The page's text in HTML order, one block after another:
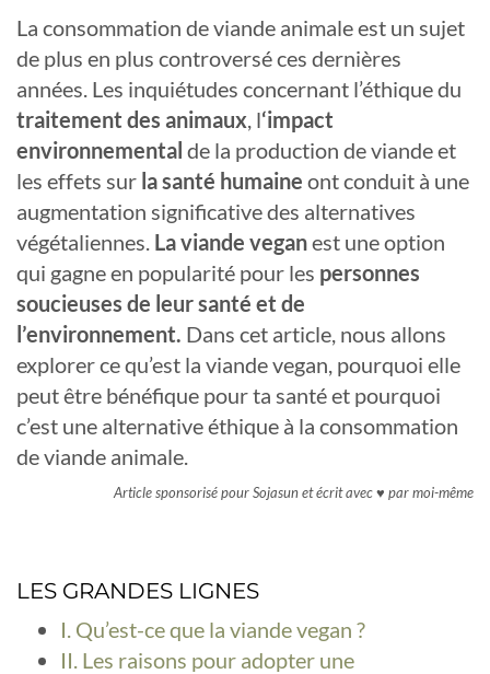
La consommation de viande animale est un sujet
de plus en plus controversé ces dernières
années. Les inquiétudes concernant l’éthique du
traitement des animaux, l‘impact
environnemental de la production de viande et
les effets sur la santé humaine ont conduit à une
augmentation significative des alternatives
végétaliennes. La viande veganest une option
qui gagne en popularité pour les personnes
soucieuses de leur santé et de
l’environnement. Dans cet article, nous allons
explorer ce qu’est la viande vegan, pourquoi elle
peut être bénéfique pour ta santé et pourquoi
c’est une alternative éthique à la consommation
de viande animale.
Article sponsorisé pour Sojasun et écrit avec♥ par moi-même
LES GRANDES LIGNES
I. Qu’est-ce que la viande vegan ?
II. Les raisons pour adopter une